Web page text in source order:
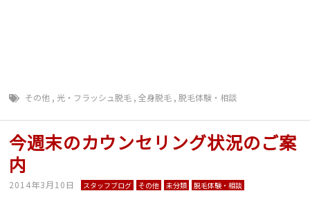
その他 , 光・フラッシュ脱毛 ,全身脱毛 ,脱毛体験・相談
今週末のカウンセリング状況のご案
内
2014年3月10日 スタッフブログ その他 未分類 脱毛体験・相談